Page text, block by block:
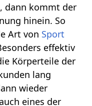
dann kommt der
hinein. So
Art von Sport
effektiv
Körperteile der
lang
wieder
eines der